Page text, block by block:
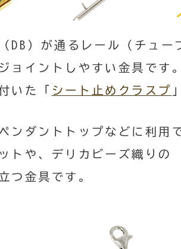
DB）が通るレール（チュー
ョイントしやすい金具です
いた「
シート止めクラスプ
ンダントトップなどに利用
トや、デリカビーズ織りの
つ金具です。